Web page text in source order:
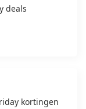
deals
kortingen